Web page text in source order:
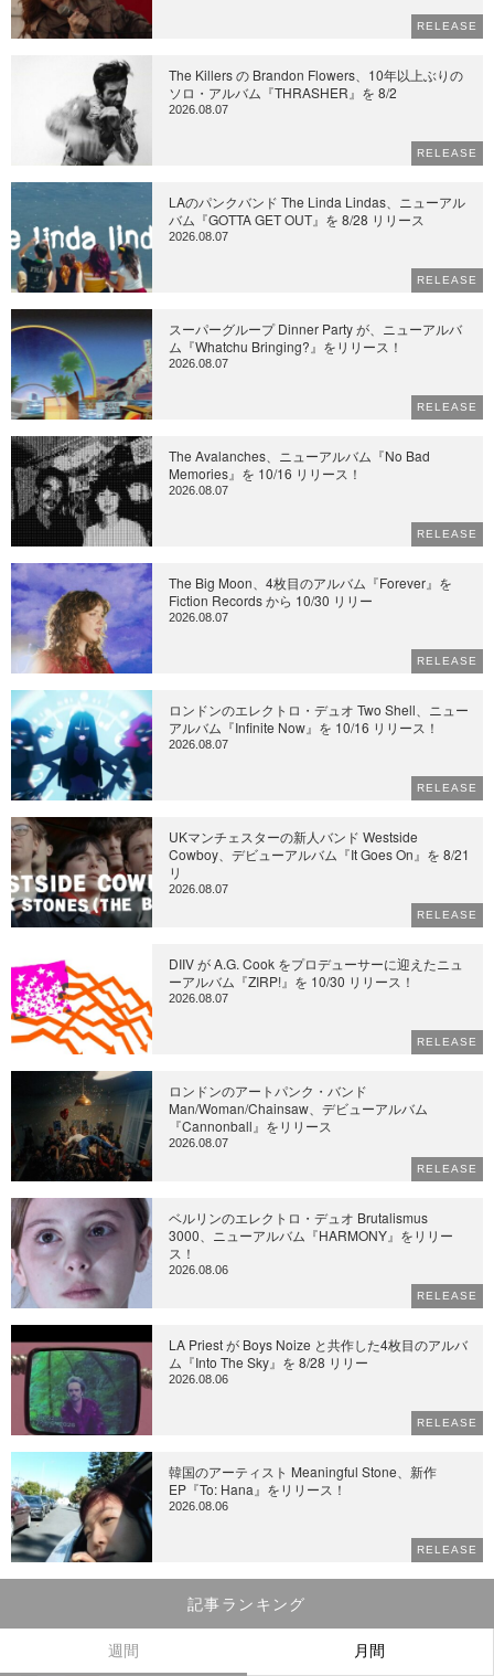
RELEASE
The Killers の Brandon Flowers、10年以上ぶりの
ソロ・アルバム『THRASHER』を 8/2
2026.08.07
RELEASE
LAのパンクバンド The Linda Lindas、ニューアル
バム『GOTTA GET OUT』を 8/28 リリース
2026.08.07
RELEASE
スーパーグループ Dinner Party が、ニューアルバ
ム『Whatchu Bringing?』をリリース！
2026.08.07
RELEASE
The Avalanches、ニューアルバム『No Bad
Memories』を 10/16 リリース！
2026.08.07
RELEASE
The Big Moon、4枚目のアルバム『Forever』を
Fiction Records から 10/30 リリー
2026.08.07
RELEASE
ロンドンのエレクトロ・デュオ Two Shell、ニュー
アルバム『Infinite Now』を 10/16 リリース！
2026.08.07
RELEASE
UKマンチェスターの新人バンド Westside
Cowboy、デビューアルバム『It Goes On』を 8/21
リ
2026.08.07
RELEASE
DIIV が A.G. Cook をプロデューサーに迎えたニュ
ーアルバム『ZIRP!』を 10/30 リリース！
2026.08.07
RELEASE
ロンドンのアートパンク・バンド
Man/Woman/Chainsaw、デビューアルバム
『Cannonball』をリリース
2026.08.07
RELEASE
ベルリンのエレクトロ・デュオ Brutalismus
3000、ニューアルバム『HARMONY』をリリー
ス！
2026.08.06
RELEASE
LA Priest が Boys Noize と共作した4枚目のアルバ
ム『Into The Sky』を 8/28 リリー
2026.08.06
RELEASE
韓国のアーティスト Meaningful Stone、新作
EP『To: Hana』をリリース！
2026.08.06
RELEASE
記事ランキング
週間 月間